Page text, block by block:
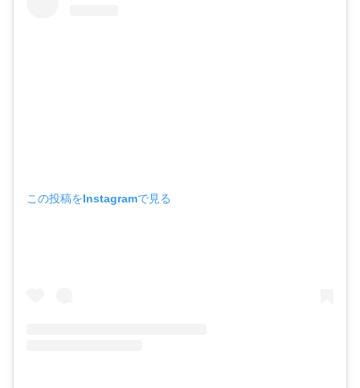
この投稿をInstagramで見る